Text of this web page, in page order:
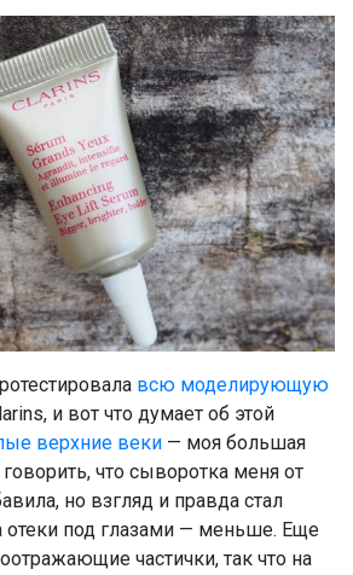
всю моделирующую
и вот что думает об этой
верхние веки — моя большая
что сыворотка меня от
но взгляд и правда стал
под глазами — меньше. Еще
частички, так что на